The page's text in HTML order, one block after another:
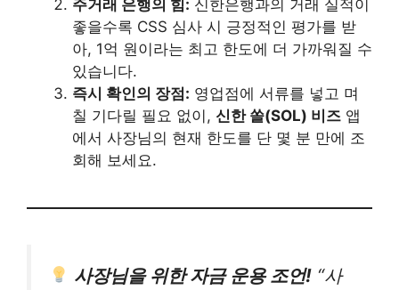
주거래 은행의 힘: 신한은행과의 거래 실적이
좋을수록 CSS 심사 시 긍정적인 평가를 받
아, 1억 원이라는 최고 한도에 더 가까워질 수
있습니다.
즉시 확인의 장점: 영업점에 서류를 넣고 며
칠 기다릴 필요 없이, 신한 쏠(SOL) 비즈 앱
에서 사장님의 현재 한도를 단 몇 분 만에 조
회해 보세요.
사장님을 위한 자금 운용 조언! “사